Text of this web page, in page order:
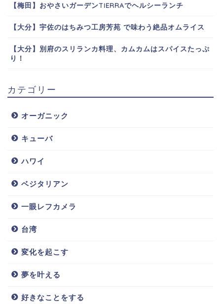
【梅田】おやさいガーデンTIERRAでヘルシーランチ
【大分】宇佐のはちみつ工房芳苑 で味わう絶品オムライス
【大分】別府のスリランカ料理、カムカムはスパイスたっぷ
り！
カテゴリー
オーガニック
キューバ
ハワイ
ベジタリアン
一眼レフカメラ
台湾
変化を起こす
夢を叶える
好きなことをする